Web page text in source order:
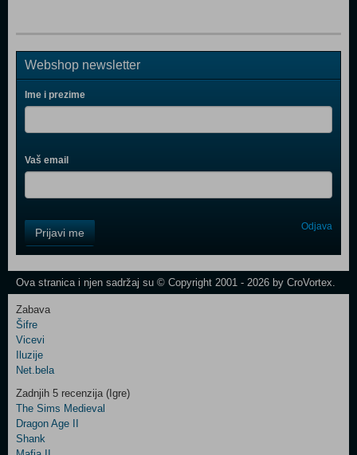
Webshop newsletter
Ime i prezime
Vaš email
Field
One
Newsletter
Control
Field
Two
Newsletter
Control
Prijavi me Odjava
Ova stranica i njen sadržaj su © Copyright 2001 - 2026 by CroVortex.
Zabava
Šifre
Vicevi
Iluzije
Net.bela
Zadnjih 5 recenzija (Igre)
The Sims Medieval
Dragon Age II
Shank